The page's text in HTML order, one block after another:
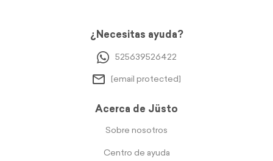
¿Necesitas ayuda?
525639526422
[email protected]
Acerca de Jüsto
Sobre nosotros
Centro de ayuda